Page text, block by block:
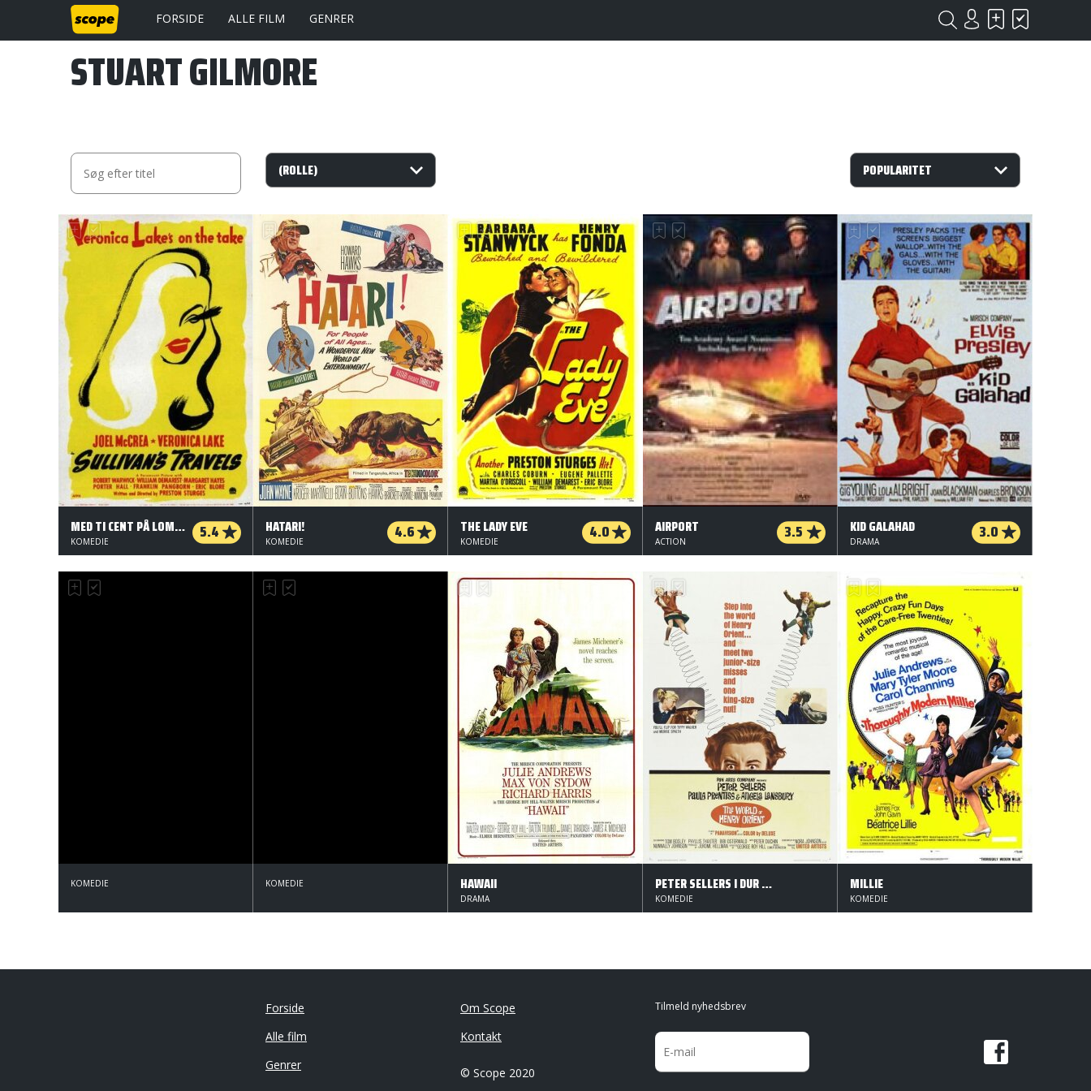
FORSIDE ALLE FILM GENRER
STUART GILMORE
MED TI CENT PÅ LOMMEN 5.4
KOMEDIE
HATARI! 4.6
KOMEDIE
THE LADY EVE 4.0
KOMEDIE
AIRPORT 3.5
ACTION
KID GALAHAD 3.0
DRAMA
KOMEDIE KOMEDIE HAWAII
DRAMA
PETER SELLERS I DUR OG MOL
KOMEDIE
MILLIE
KOMEDIE
Forside
Alle film
Genrer
Om Scope
Kontakt
© Scope 2020
Tilmeld nyhedsbrev